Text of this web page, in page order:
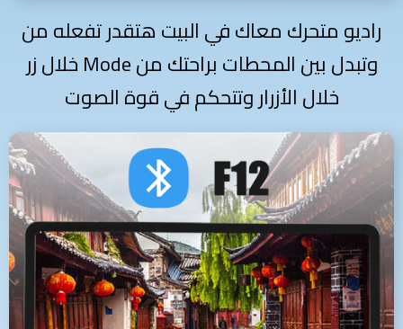
راديو متحرك معاك في البيت هتقدر تفعله من
خلال زر Mode وتبدل بين المحطات براحتك من
خلال الأزرار وتتحكم في قوة الصوت